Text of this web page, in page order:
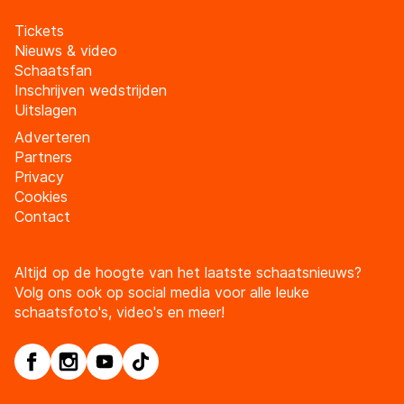
Tickets
Nieuws & video
Schaatsfan
Inschrijven wedstrijden
Uitslagen
Adverteren
Partners
Privacy
Cookies
Contact
Altijd op de hoogte van het laatste schaatsnieuws?
Volg ons ook op social media voor alle leuke
schaatsfoto's, video's en meer!